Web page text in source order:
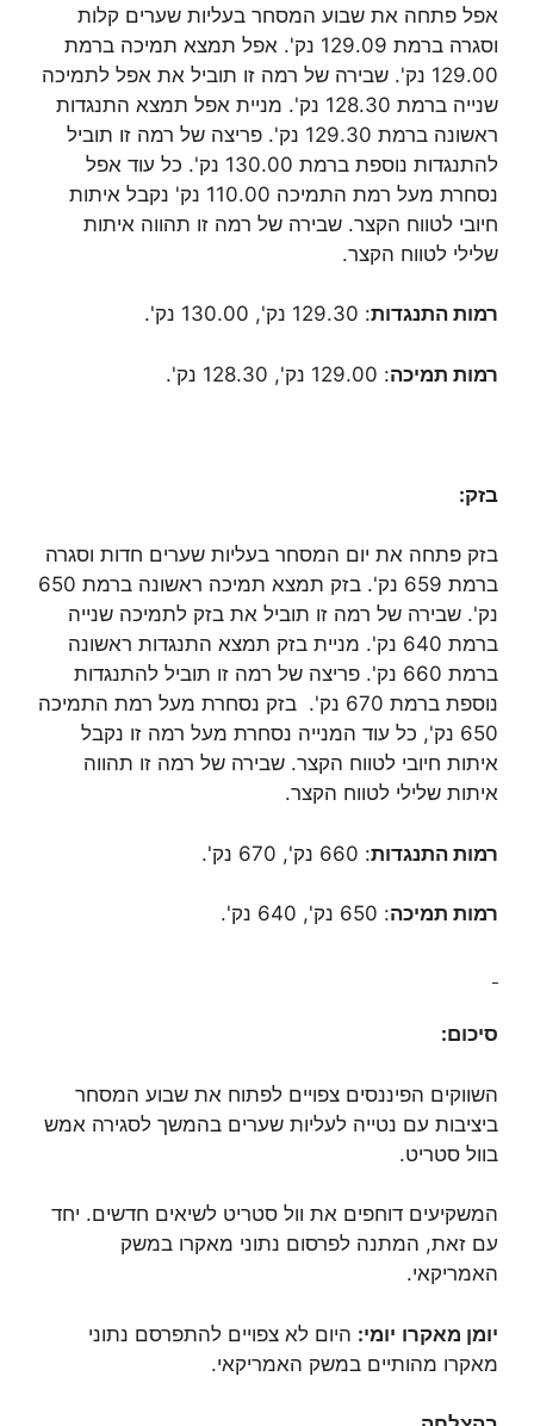
אפל פתחה את שבוע המסחר בעליות שערים קלות
וסגרה ברמת 129.09 נק'. אפל תמצא תמיכה ברמת
129.00 נק'. שבירה של רמה זו תוביל את אפל לתמיכה
שנייה ברמת 128.30 נק'. מניית אפל תמצא התנגדות
ראשונה ברמת 129.30 נק'. פריצה של רמה זו תוביל
להתנגדות נוספת ברמת 130.00 נק'. כל עוד אפל
נסחרת מעל רמת התמיכה 110.00 נק' נקבל איתות
חיובי לטווח הקצר. שבירה של רמה זו תהווה איתות
שלילי לטווח הקצר.
רמות התנגדות: 129.30 נק', 130.00 נק'.
רמות תמיכה: 129.00 נק', 128.30 נק'.
בזק:
בזק פתחה את יום המסחר בעליות שערים חדות וסגרה
ברמת 659 נק'. בזק תמצא תמיכה ראשונה ברמת 650
נק'. שבירה של רמה זו תוביל את בזק לתמיכה שנייה
ברמת 640 נק'. מניית בזק תמצא התנגדות ראשונה
ברמת 660 נק'. פריצה של רמה זו תוביל להתנגדות
נוספת ברמת 670 נק'. בזק נסחרת מעל רמת התמיכה
650 נק', כל עוד המנייה נסחרת מעל רמה זו נקבל
איתות חיובי לטווח הקצר. שבירה של רמה זו תהווה
איתות שלילי לטווח הקצר.
רמות התנגדות: 660 נק', 670 נק'.
רמות תמיכה: 650 נק', 640 נק'.
סיכום:
השווקים הפיננסים צפויים לפתוח את שבוע המסחר
ביציבות עם נטייה לעליות שערים בהמשך לסגירה אמש
בוול סטריט.
המשקיעים דוחפים את וול סטריט לשיאים חדשים. יחד
עם זאת, המתנה לפרסום נתוני מאקרו במשק
האמריקאי.
יומן מאקרו יומי: היום לא צפויים להתפרסם נתוני
מאקרו מהותיים במשק האמריקאי.